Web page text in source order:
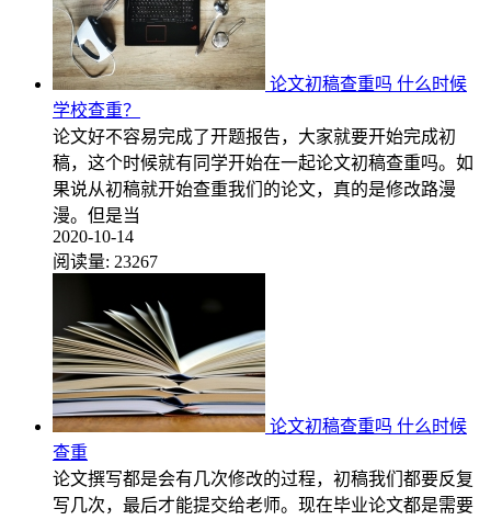
论文初稿查重吗 什么时候
学校查重？
论文好不容易完成了开题报告，大家就要开始完成初
稿，这个时候就有同学开始在一起论文初稿查重吗。如
果说从初稿就开始查重我们的论文，真的是修改路漫
漫。但是当
2020-10-14
阅读量: 23267
论文初稿查重吗 什么时候
查重
论文撰写都是会有几次修改的过程，初稿我们都要反复
写几次，最后才能提交给老师。现在毕业论文都是需要